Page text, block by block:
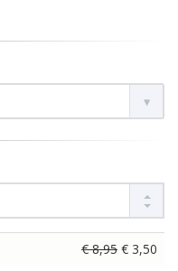
€ 8,95 € 3,50